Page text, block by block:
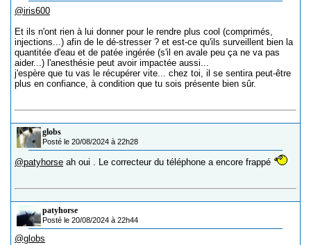
@iris600
Et ils n'ont rien à lui donner pour le rendre plus cool (comprimés,
injections...) afin de le dé-stresser ? et est-ce qu'ils surveillent bien la
quantitée d'eau et de patée ingérée (s'il en avale peu ça ne va pas
aider...) l'anesthésie peut avoir impactée aussi...
j'espère que tu vas le récupérer vite... chez toi, il se sentira peut-être
plus en confiance, à condition que tu sois présente bien sûr.
globs
Posté le 20/08/2024 à 22h28
@patyhorse ah oui . Le correcteur du téléphone a encore frappé
patyhorse
Posté le 20/08/2024 à 22h44
@globs